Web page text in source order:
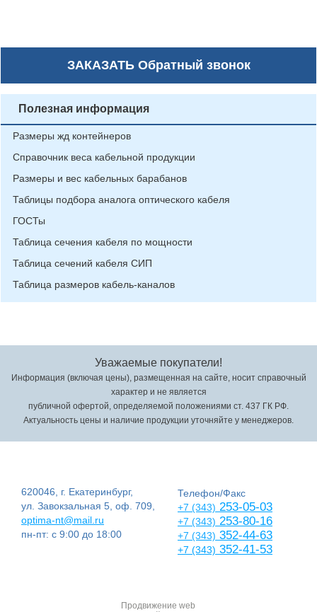
ЗАКАЗАТЬОбратный звонок
Полезная информация
Размеры жд контейнеров
Справочник веса кабельной продукции
Размеры и вес кабельных барабанов
Таблицы подбора аналога оптического кабеля
ГОСТы
Таблица сечения кабеля по мощности
Таблица сечений кабеля СИП
Таблица размеров кабель-каналов
Уважаемые покупатели!
Информация (включая цены), размещенная на сайте, носит справочный
характер и не является
публичной офертой, определяемой положениями ст. 437 ГК РФ.
Актуальность цены и наличие продукции уточняйте у менеджеров.
620046, г. Екатеринбург,
ул. Завокзальная 5, оф. 709,
optima-nt@mail.ru
пн-пт: с 9:00 до 18:00
Телефон/Факс
+7 (343) 253-05-03
+7 (343) 253-80-16
+7 (343) 352-44-63
+7 (343) 352-41-53
Продвижение web